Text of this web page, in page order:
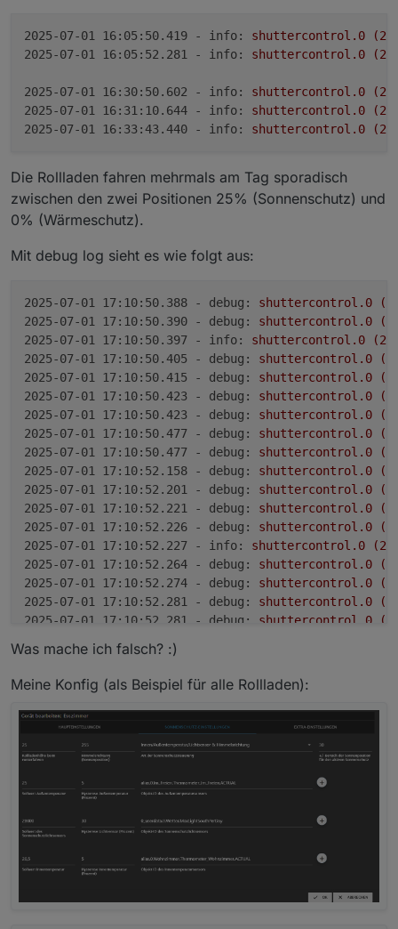
2025-07-01 16:05:50.419 - info: shuttercontrol.0
2025-07-01 16:05:52.281 - info:
shuttercontrol.0
2025-07-01 16:30:50.602 - info: shuttercontrol.0
2025-07-01 16:31:10.644 - info:
shuttercontrol.0
2025-07-01 16:33:43.440 - info:
shuttercontrol.0
Die Rollladen fahren mehrmals am Tag sporadisch
zwischen den zwei Positionen 25% (Sonnenschutz) und
0% (Wärmeschutz).
Mit debug log sieht es wie folgt aus:
2025-07-01 17:10:50.388 - debug: shuttercontrol.0
2025-07-01 17:10:50.390 - debug:
shuttercontrol.0
2025-07-01 17:10:50.397 - info:
shuttercontrol.0
2025-07-01 17:10:50.405 - debug:
shuttercontrol.0
2025-07-01 17:10:50.415 - debug:
shuttercontrol.0
2025-07-01 17:10:50.423 - debug:
shuttercontrol.0
2025-07-01 17:10:50.423 - debug:
shuttercontrol.0
2025-07-01 17:10:50.477 - debug:
shuttercontrol.0
2025-07-01 17:10:50.477 - debug:
shuttercontrol.0
2025-07-01 17:10:52.158 - debug:
shuttercontrol.0
2025-07-01 17:10:52.201 - debug:
shuttercontrol.0
2025-07-01 17:10:52.221 - debug:
shuttercontrol.0
2025-07-01 17:10:52.226 - debug:
shuttercontrol.0
2025-07-01 17:10:52.227 - info:
shuttercontrol.0
2025-07-01 17:10:52.264 - debug:
shuttercontrol.0
2025-07-01 17:10:52.274 - debug:
shuttercontrol.0
2025-07-01 17:10:52.281 - debug:
shuttercontrol.0
2025-07-01 17:10:52.281 - debug:
shuttercontrol.0
2025-07-01 17:10:52.282 - debug:
2025-07-01 17:10:52.282 - debug:
shuttercontrol.0
Was mache ich falsch? :)
Meine Konfig (als Beispiel für alle Rollladen):